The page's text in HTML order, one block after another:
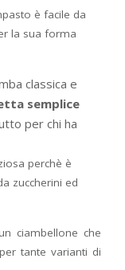
è facile da
la sua forma
classica e
semplice
per chi ha
perchè è
zuccherini ed
ciambellone che
tante varianti di